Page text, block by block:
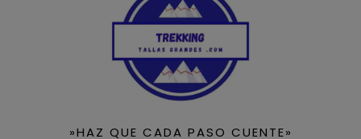
»HAZ QUE CADA PASO CUENTE»